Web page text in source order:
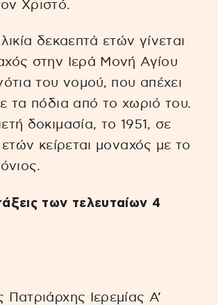
Χριστό.
δεκαεπτά ετών γίνεται
στην Ιερά Μονή Αγίου
του νομού, που απέχει
τα πόδια από το χωριό του.
δοκιμασία, το 1951, σε
ετών κείρεται μοναχός με το
των τελευταίων 4
Πατριάρχης Ιερεμίας Α’